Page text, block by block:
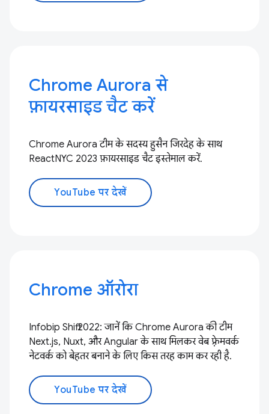
Chrome Aurora से
फ़ायरसाइड चैट करें
Chrome Aurora टीम के सदस्य हुसैन जिरदेह के साथ
ReactNYC 2023 फ़ायरसाइड चैट इस्तेमाल करें.
YouTube पर देखें
Chrome ऑरोरा
Infobip Shift 2022: जानें कि Chrome Aurora की टीम
Next.js, Nuxt, और Angular के साथ मिलकर वेब फ़्रेमवर्क
नेटवर्क को बेहतर बनाने के लिए किस तरह काम कर रही है.
YouTube पर देखें